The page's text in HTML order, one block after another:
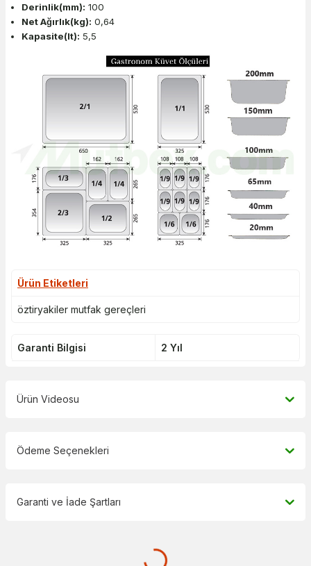
Derinlik(mm): 100
Net Ağırlık(kg): 0,64
Kapasite(lt): 5,5
Ürün Etiketleri
öztiryakiler mutfak gereçleri
Garanti Bilgisi 2 Yıl
Ürün Videosu
Ödeme Seçenekleri
Garanti ve İade Şartları